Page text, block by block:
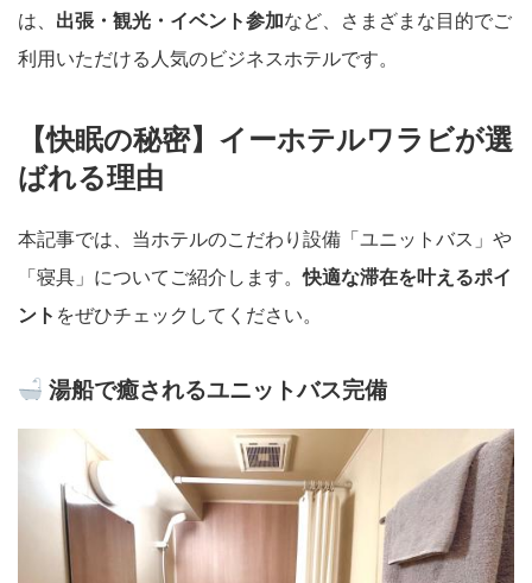
は、 出張・観光・イベント参加など、さまざまな目的でご
利用いただける人気のビジネスホテルです。
【快眠の秘密】イーホテルワラビが選
ばれる理由
本記事では、当ホテルのこだわり設備「ユニットバス」や
「寝具」についてご紹介します。快適な滞在を叶えるポイ
ント をぜひチェックしてください。
湯船で癒されるユニットバス完備